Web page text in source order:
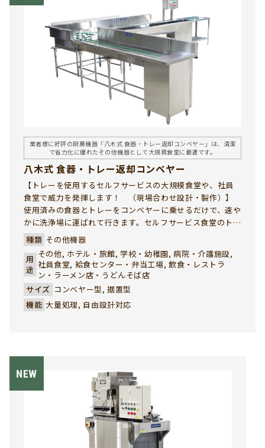
業者様に好評の厨房機器「八木式 食器・トレー返却コンベヤー」は、清潔
で省力化に優れたその他機器として大規模食堂に最適です。
八木式 食器・トレー返却コンベヤー
【トレーを使用するセルフサービスの大規模食堂や、社員
食堂で威力を発揮します！ （現場合わせ設計・製作）】
使用済みの食器とトレーをコンベヤーに乗せるだけで、速や
かに洗浄場に運ばれて行きます。セルフサービス食堂のトレ
ー返却口の混雑を解消し、山積みされた汚れた食器で美観
を損ねこともありません。社員食堂、学生食堂で、ご採用い
ただき多数の実績を誇っています。 八木式 食器・トレー返
却コンベヤーは、厨房機器の中でも特に業者様から高い評
価をいただいているその他機器の一つです。使用済みの食器
類をスムーズに洗浄エリアへ搬送することで、作業効率が大
幅に向上。導線の混雑を解消し、作業現場の安全性・衛生
信頼性に優れた返却コンベヤーです。
種類 その他機器
用
途
その他, ホテル・旅館, 学校・幼稚園, 病院・介護施設,
社員食堂, 給食センター・弁当工場, 飲食・レストラ
ン・ラーメン店・うどんそば店
サイズ コンベヤー型, 据置型
機能 大量処理, 自由設計対応